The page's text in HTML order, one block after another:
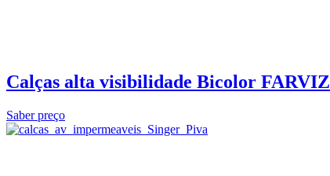
Calças alta visibilidade Bicolor FARVIZ
Saber preço